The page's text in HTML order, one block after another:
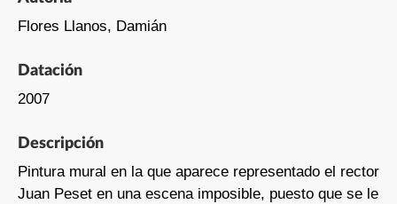
Flores Llanos, Damián
Datación
2007
Descripción
Pintura mural en la que aparece representado el rector
Juan Peset en una escena imposible, puesto que se le